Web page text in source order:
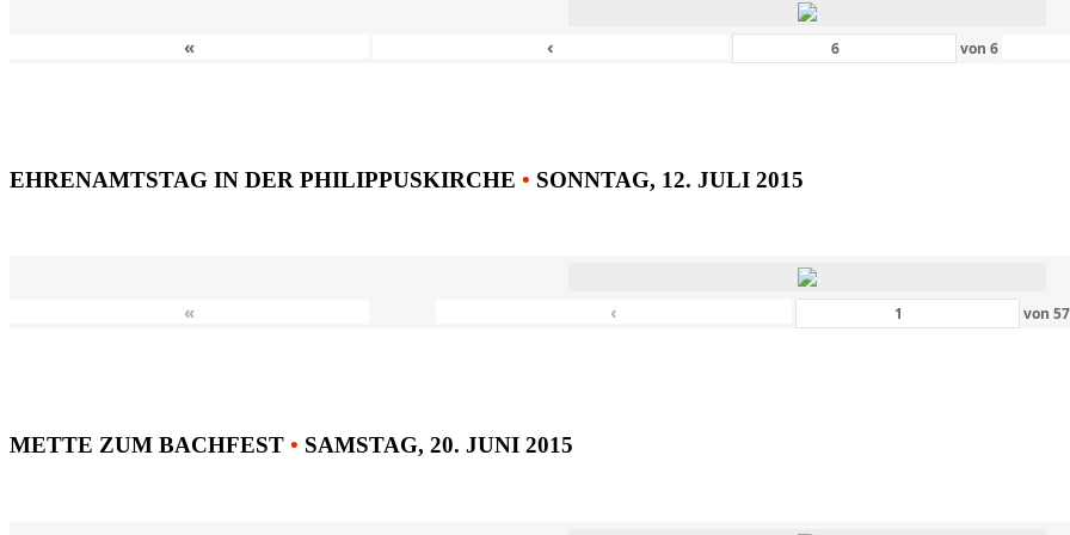
« ‹ von6
EHRENAMTSTAG IN DER PHILIPPUSKIRCHE • SONNTAG, 12. JULI 2015
« ‹ von57
METTE ZUM BACHFEST • SAMSTAG, 20. JUNI 2015